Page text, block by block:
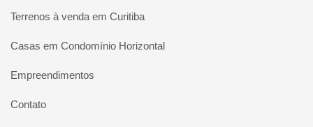
Terrenos à venda em Curitiba
Casas em Condomínio Horizontal
Empreendimentos
Contato